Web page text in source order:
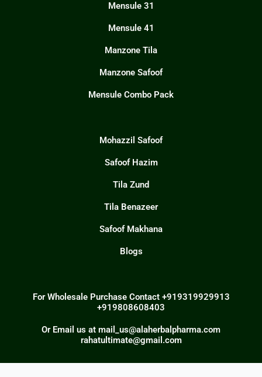
Mensule 31
Mensule 41
Manzone Tila
Manzone Safoof
Mensule Combo Pack
Mohazzil Safoof
Safoof Hazim
Tila Zund
Tila Benazeer
Safoof Makhana
Blogs
For Wholesale Purchase Contact +919319929913
+919808608403
Or Email us at mail_us@alaherbalpharma.com
rahatultimate@gmail.com